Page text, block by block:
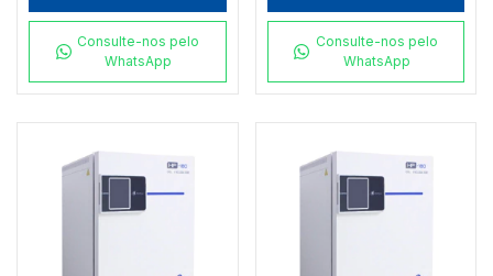
Consulte-nos pelo
WhatsApp
Consulte-nos pelo
WhatsApp